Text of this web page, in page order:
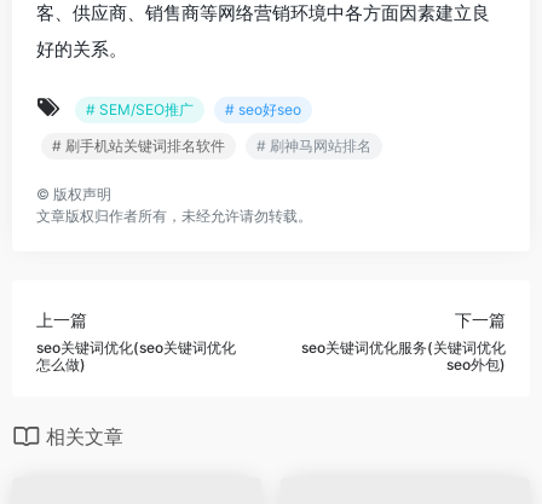
客、供应商、销售商等网络营销环境中各方面因素建立良
好的关系。
# SEM/SEO推广
# seo好seo
# 刷手机站关键词排名软件
# 刷神马网站排名
© 版权声明
文章版权归作者所有，未经允许请勿转载。
上一篇
seo关键词优化(seo关键词优化
怎么做)
下一篇
seo关键词优化服务(关键词优化
seo外包)
相关文章